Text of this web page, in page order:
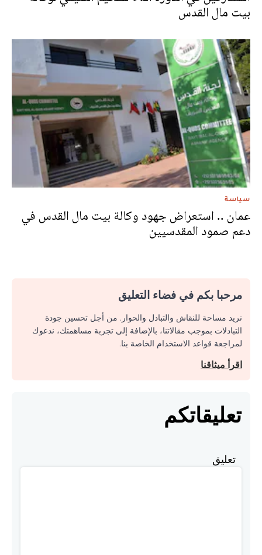
بيت مال القدس
سياسة
عمان .. استعراض جهود وكالة بيت مال القدس في
دعم صمود المقدسيين
مرحبا بكم في فضاء التعليق
نريد مساحة للنقاش والتبادل والحوار. من أجل تحسين جودة
التبادلات بموجب مقالاتنا، بالإضافة إلى تجربة مساهمتك، ندعوك
لمراجعة قواعد الاستخدام الخاصة بنا.
اقرأ ميثاقنا
تعليقاتكم
تعليق